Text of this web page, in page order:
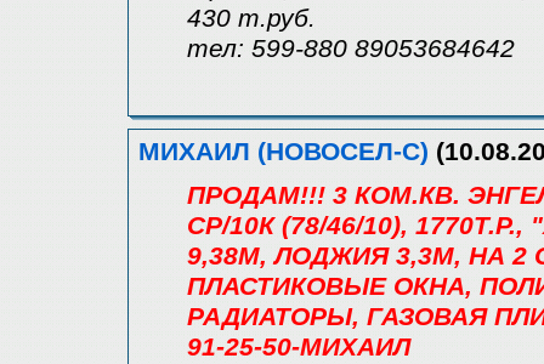
430 т.руб.
тел: 599-880 89053684642
МИХАИЛ (НОВОСЕЛ-С)
ПРОДАМ!!! 3 КОМ.КВ.
СР/10К (78/46/10),
9,38М, ЛОДЖИЯ 3,3М, НА
ПЛАСТИКОВЫЕ ОКНА,
РАДИАТОРЫ, ГАЗОВАЯ
91-25-50-МИХАИЛ